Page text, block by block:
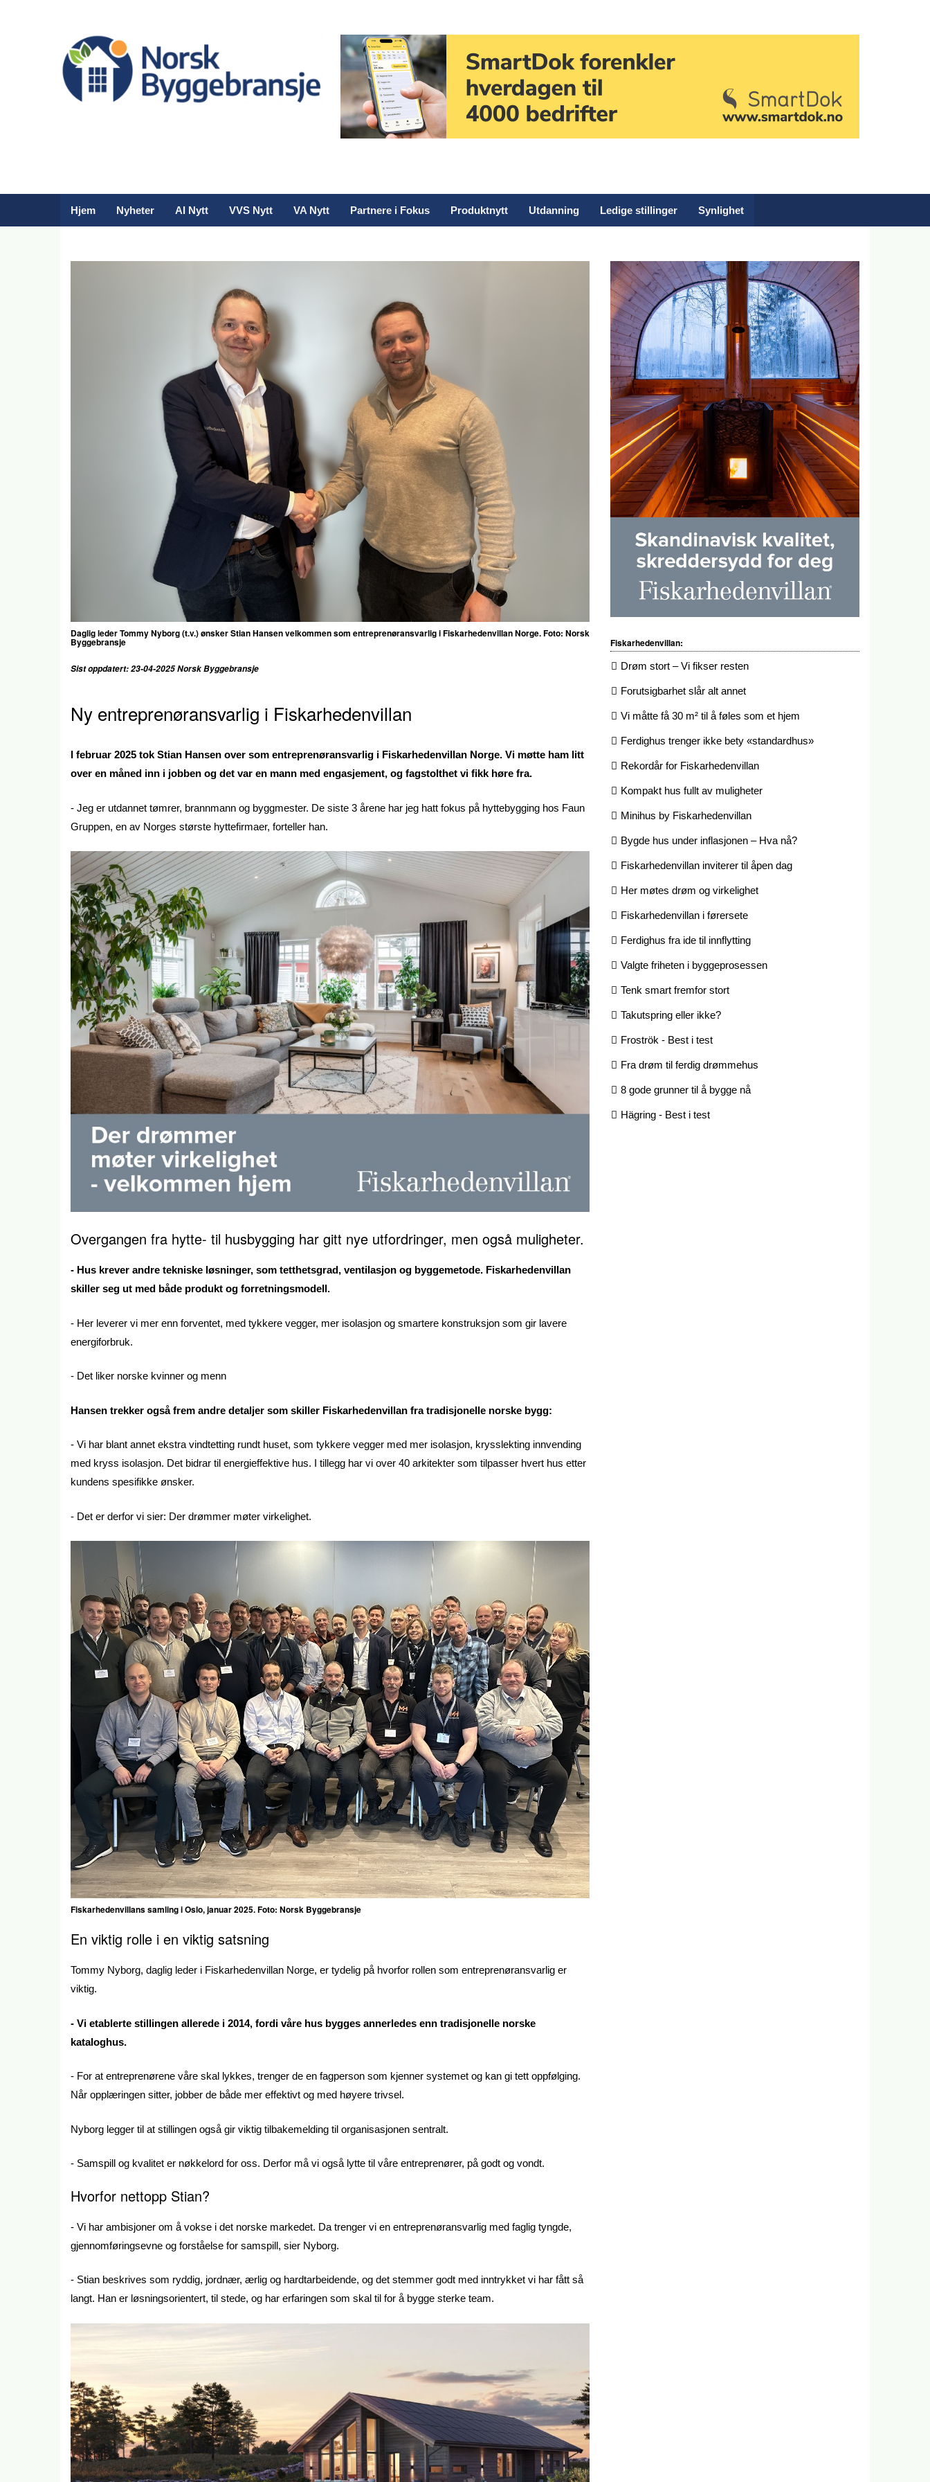
Hjem Nyheter AI Nytt VVS Nytt VA Nytt Partnere i Fokus Produktnytt Utdanning Ledige stillinger Synlighet
Daglig leder Tommy Nyborg (t.v.) ønsker Stian Hansen velkommen som entreprenøransvarlig i Fiskarhedenvillan Norge. Foto: Norsk
Byggebransje
Sist oppdatert: 23-04-2025 Norsk Byggebransje
Ny entreprenøransvarlig i Fiskarhedenvillan
I februar 2025 tok Stian Hansen over som entreprenøransvarlig i Fiskarhedenvillan Norge. Vi møtte ham litt
over en måned inn i jobben og det var en mann med engasjement, og fagstolthet vi fikk høre fra.
- Jeg er utdannet tømrer, brannmann og byggmester. De siste 3 årene har jeg hatt fokus på hyttebygging hos Faun
Gruppen, en av Norges største hyttefirmaer, forteller han.
Overgangen fra hytte- til husbygging har gitt nye utfordringer, men også muligheter.
- Hus krever andre tekniske løsninger, som tetthetsgrad, ventilasjon og byggemetode. Fiskarhedenvillan
skiller seg ut med både produkt og forretningsmodell.
- Her leverer vi mer enn forventet, med tykkere vegger, mer isolasjon og smartere konstruksjon som gir lavere
energiforbruk.
- Det liker norske kvinner og menn
Hansen trekker også frem andre detaljer som skiller Fiskarhedenvillan fra tradisjonelle norske bygg:
- Vi har blant annet ekstra vindtetting rundt huset, som tykkere vegger med mer isolasjon, krysslekting innvending
med kryss isolasjon. Det bidrar til energieffektive hus. I tillegg har vi over 40 arkitekter som tilpasser hvert hus etter
kundens spesifikke ønsker.
- Det er derfor vi sier: Der drømmer møter virkelighet.
Fiskarhedenvillans samling i Oslo, januar 2025. Foto: Norsk Byggebransje
En viktig rolle i en viktig satsning
Tommy Nyborg, daglig leder i Fiskarhedenvillan Norge, er tydelig på hvorfor rollen som entreprenøransvarlig er
viktig.
- Vi etablerte stillingen allerede i 2014, fordi våre hus bygges annerledes enn tradisjonelle norske
kataloghus.
- For at entreprenørene våre skal lykkes, trenger de en fagperson som kjenner systemet og kan gi tett oppfølging.
Når opplæringen sitter, jobber de både mer effektivt og med høyere trivsel.
Nyborg legger til at stillingen også gir viktig tilbakemelding til organisasjonen sentralt.
- Samspill og kvalitet er nøkkelord for oss. Derfor må vi også lytte til våre entreprenører, på godt og vondt.
Hvorfor nettopp Stian?
- Vi har ambisjoner om å vokse i det norske markedet. Da trenger vi en entreprenøransvarlig med faglig tyngde,
gjennomføringsevne og forståelse for samspill, sier Nyborg.
- Stian beskrives som ryddig, jordnær, ærlig og hardtarbeidende, og det stemmer godt med inntrykket vi har fått så
langt. Han er løsningsorientert, til stede, og har erfaringen som skal til for å bygge sterke team.
Fiskarhedenvillan:
Drøm stort – Vi fikser resten
Forutsigbarhet slår alt annet
Vi måtte få 30 m² til å føles som et hjem
Ferdighus trenger ikke bety «standardhus»
Rekordår for Fiskarhedenvillan
Kompakt hus fullt av muligheter
Minihus by Fiskarhedenvillan
Bygde hus under inflasjonen – Hva nå?
Fiskarhedenvillan inviterer til åpen dag
Her møtes drøm og virkelighet
Fiskarhedenvillan i førersete
Ferdighus fra ide til innflytting
Valgte friheten i byggeprosessen
Tenk smart fremfor stort
Takutspring eller ikke?
Froströk - Best i test
Fra drøm til ferdig drømmehus
8 gode grunner til å bygge nå
Hägring - Best i test